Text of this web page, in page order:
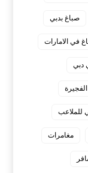
صباغ بدبي
في الامارات
دبي
مغامرات